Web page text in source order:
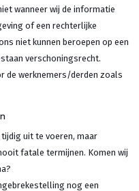
wanneer wij de informatie
of een rechterlijke
niet kunnen beroepen op een
verschoningsrecht.
de werknemers/derden zoals
uit te voeren, maar
fatale termijnen. Komen wij
nog een